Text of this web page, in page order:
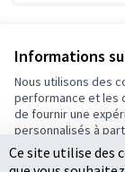
Informations
Nous utilisons des
performance et les
de fournir une
personnalisés à
Conditions
Paramètres des
Ce site utilise des